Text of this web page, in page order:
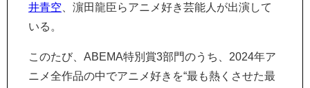
井青空 、濵田龍臣らアニメ好き芸能人が出演して
いる。
このたび、ABEMA特別賞3部門のうち、2024年ア
ニメ全作品の中でアニメ好きを“最も熱くさせた最